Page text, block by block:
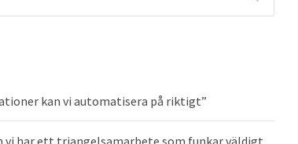
kan vi automatisera på riktigt”
vi har ett triangelsamarbete som funkar väldigt